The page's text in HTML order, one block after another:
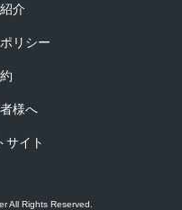
介
リシー
様へ
サイト
All Rights Reserved.